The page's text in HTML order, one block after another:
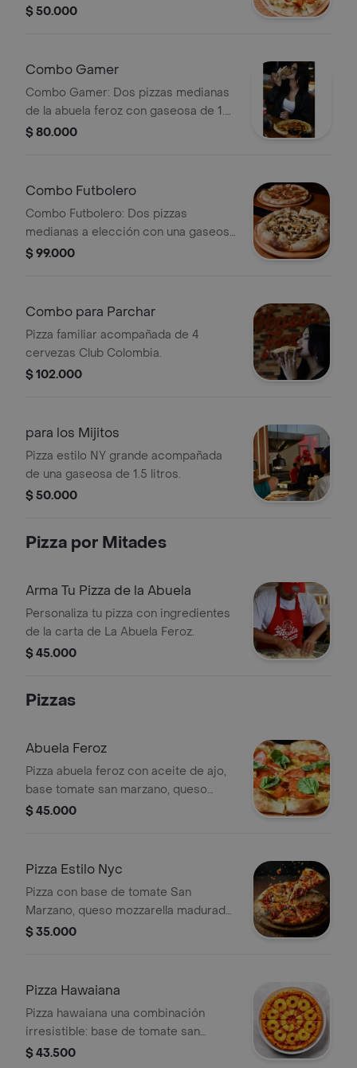
albahaca fresca.
$ 50.000
Combo Gamer
Combo Gamer: Dos pizzas medianas
de la abuela feroz con gaseosa de 1.5
litros.
$ 80.000
Combo Futbolero
Combo Futbolero: Dos pizzas
medianas a elección con una gaseosa
Coca Cola de 1.5L.
$ 99.000
Combo para Parchar
Pizza familiar acompañada de 4
cervezas Club Colombia.
$ 102.000
para los Mijitos
Pizza estilo NY grande acompañada
de una gaseosa de 1.5 litros.
$ 50.000
Pizza por Mitades
Arma Tu Pizza de la Abuela
Personaliza tu pizza con ingredientes
de la carta de La Abuela Feroz.
$ 45.000
Pizzas
Abuela Feroz
Pizza abuela feroz con aceite de ajo,
base tomate san marzano, queso
mozarrella madurado, pepperoni, miel
$ 45.000
Pizza Estilo Nyc
Pizza con base de tomate San
Marzano, queso mozzarella madurado,
parmesano y albahaca fresca. Incluye
$ 35.000
Pizza Hawaiana
Pizza hawaiana una combinación
irresistible: base de tomate san
marzano, queso mozzarella fundido,
$ 43.500